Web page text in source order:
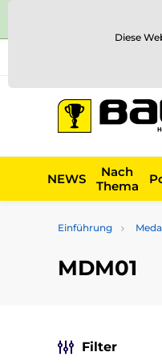
NEWS
Nach
Thema
Einführung
MDM01
Filter
Diese